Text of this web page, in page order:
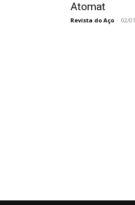
Atomat
Revista do Aço - 02/